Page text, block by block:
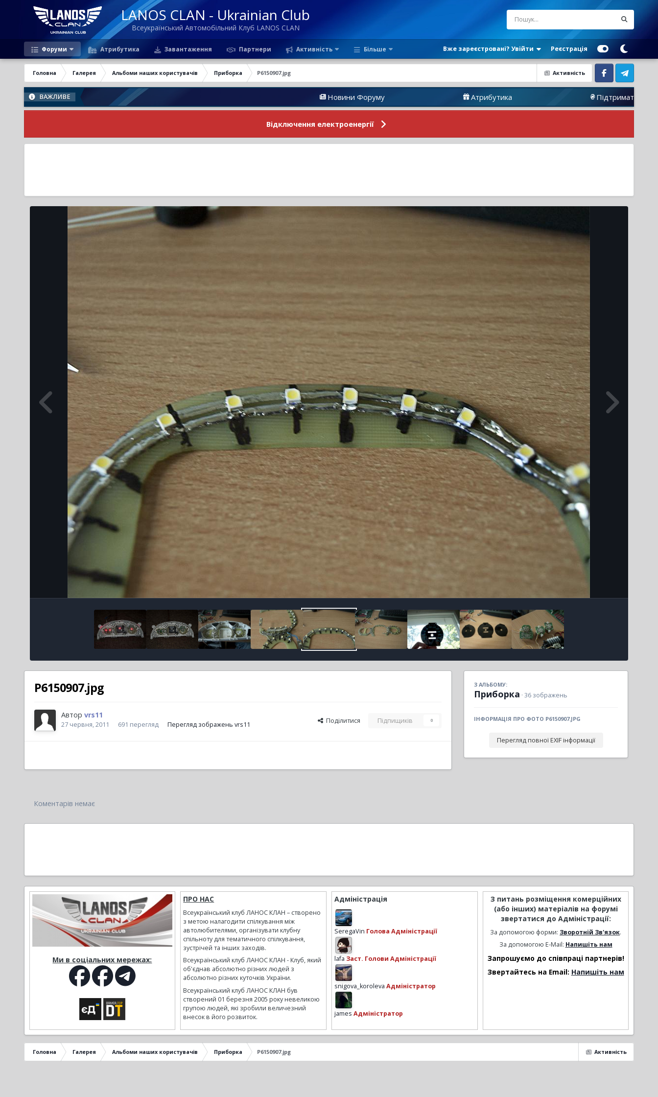
LANOS CLAN - Ukrainian Club
Всеукраїнський Автомобільний Клуб LANOS CLAN
Форуми Атрибутика Завантаження Партнери Активність Більше Вже зареєстровані? Увійти Реєстрація
Активність
Головна Галерея Альбоми наших користувачів Приборка P6150907.jpg
Facebook Telegram
ВАЖЛИВЕ Новини Форуму Атрибутика Підтримати Нас
Відключення електроенергії
P6150907.jpg
Автор vrs11
27 червня, 2011 691 перегляд Перегляд зображень vrs11 Поділитися Підпищиків 0
З АЛЬБОМУ:
Приборка · 36 зображень
ІНФОРМАЦІЯ ПРО ФОТО P6150907.JPG
Перегляд повної EXIF інформації
Коментарів немає
Ми в соціальних мережах:
ПРО НАС
Всеукраїнський клуб ЛАНОС КЛАН – створено
з метою налагодити спілкування між
автолюбителями, організувати клубну
спільноту для тематичного спілкування,
зустрічей та інших заходів.
Всеукраїнський клуб ЛАНОС КЛАН - Клуб, який
об'єднав абсолютно різних людей з
абсолютно різних куточків України.
Всеукраїнський клуб ЛАНОС КЛАН був
створений 01 березня 2005 року невеликою
групою людей, які зробили величезний
внесок в його розвиток.
Адміністрація
SeregaVin Голова Адміністрації
lafa Заст. Голови Адміністрації
snigova_koroleva Адміністратор
james Адміністратор
З питань розміщення комерційних
(або інших) матеріалів на форумі
звертатися до Адміністрації:
За допомогою форми: Зворотній Зв'язок.
За допомогою E-Mail: Напишіть нам
Запрошуємо до співпраці партнерів!
Звертайтесь на Email: Напишіть нам
Активність
Головна Галерея Альбоми наших користувачів Приборка P6150907.jpg